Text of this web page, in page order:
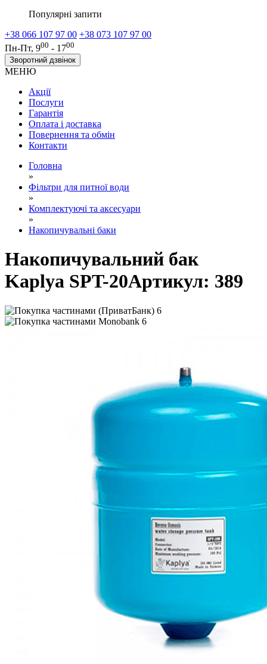
Популярні запити
+38 066 107 97 00 +38 073 107 97 00
Пн-Пт, 900 - 1700
Зворотний дзвінок
МЕНЮ
Акції
Послуги
Гарантія
Оплата і доставка
Повернення та обмін
Контакти
Головна
»
Фільтри для питної води
»
Комплектуючі та аксесуари
»
Накопичувальні баки
Накопичувальний бак
Kaplya SPT-20Артикул: 389
6
6